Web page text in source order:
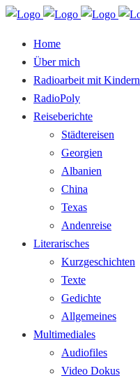
Home
Über mich
Radioarbeit mit Kindern
RadioPoly
Reiseberichte
Städtereisen
Georgien
Albanien
China
Texas
Andenreise
Literarisches
Kurzgeschichten
Texte
Gedichte
Allgemeines
Multimediales
Audiofiles
Video Dokus